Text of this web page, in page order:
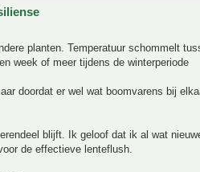
planten. Temperatuur schommelt
week of meer tijdens de winterperiode
doordat er wel wat boomvarens bij
blijft. Ik geloof dat ik al wat
de effectieve lenteflush.